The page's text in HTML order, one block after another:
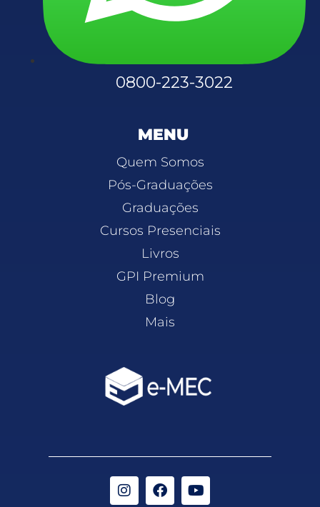
0800-223-3022
MENU
Quem Somos
Pós-Graduações
Graduações
Cursos Presenciais
Livros
GPI Premium
Blog
Mais